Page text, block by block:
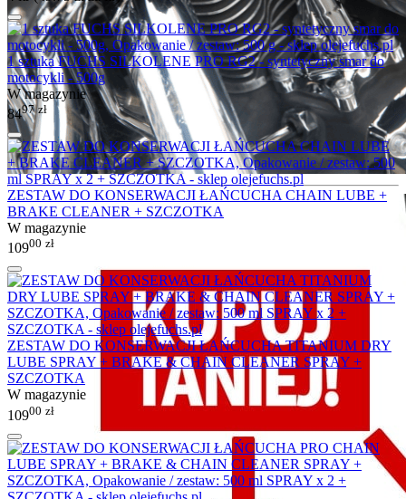
1 sztuka FUCHS SILKOLENE PRO RG2 - syntetyczny smar do
motocykli - 500g
W magazynie
8497 zł
ZESTAW DO KONSERWACJI ŁAŃCUCHA CHAIN LUBE +
BRAKE CLEANER + SZCZOTKA
W magazynie
10900 zł
ZESTAW DO KONSERWACJI ŁAŃCUCHA TITANIUM DRY
LUBE SPRAY + BRAKE & CHAIN CLEANER SPRAY +
SZCZOTKA
W magazynie
10900 zł